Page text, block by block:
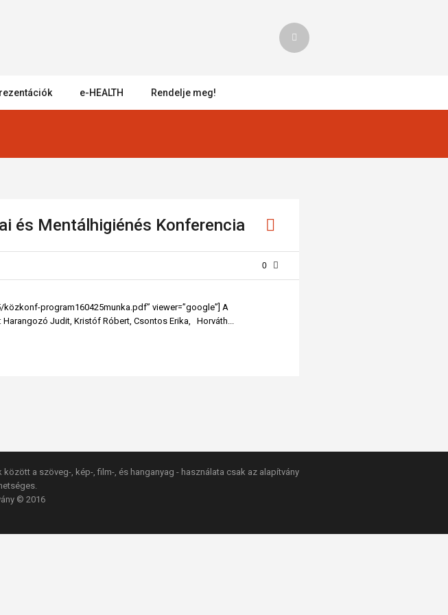
e-HEALTH Rendelje meg!
és Mentálhigiénés Konferencia
0
program160425munka.pdf” viewer=”google”] A
Harangozó Judit, Kristóf Róbert, Csontos Erika, Horváth...
a szöveg-, kép-, film-, és hanganyag - használata csak az alapítvány
© 2016